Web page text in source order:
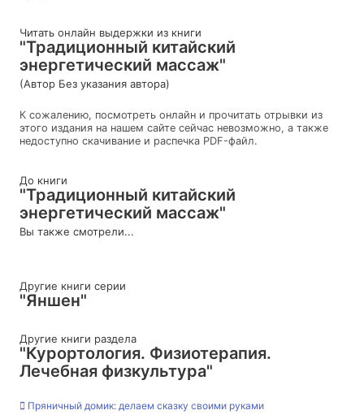
Читать онлайн выдержки из книги
"Традиционный китайский
энергетический массаж"
(Автор Без указания автора)
К сожалению, посмотреть онлайн и прочитать отрывки из
этого издания на нашем сайте сейчас невозможно, а также
недоступно скачивание и распечка PDF-файл.
До книги
"Традиционный китайский
энергетический массаж"
Вы также смотрели...
Другие книги серии
"Яншен"
Другие книги раздела
"Курортология. Физиотерапия.
Лечебная физкультура"
Пряничный домик: делаем сказку своими руками